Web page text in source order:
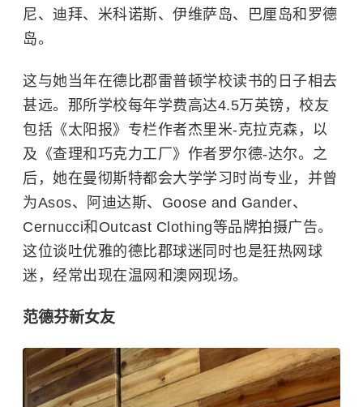
尼、迪拜、米科诺斯、伊维萨岛、巴厘岛和罗德
岛。
这与她当年在德比郡雷普顿学校读书的日子相去
甚远。那所学校每年学费高达4.5万英镑，校友
包括《太阳报》专栏作者杰里米-克拉克森，以
及《查理和巧克力工厂 》作者罗尔德-达尔。之
后，她在曼彻斯特都会大学学习时尚专业，并曾
为Asos、
阿迪达斯、Goose and Gander、
Cernucci和Outcast Clothing等品牌拍摄广告。
这位谈吐优雅的德比郡球迷同时也是狂热网球
迷，经常出现在温网和澳网现场。
范德芬新女友